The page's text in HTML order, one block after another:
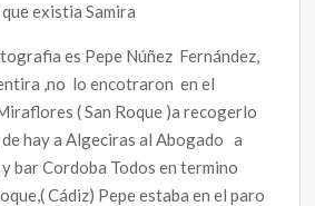
existia Samira
es Pepe Núñez Fernández,
,no lo encotraron en el
( San Roque )a recogerlo
de hay a Algeciras al Abogado a
bar Cordoba Todos en termino
Cádiz) Pepe estaba en el paro